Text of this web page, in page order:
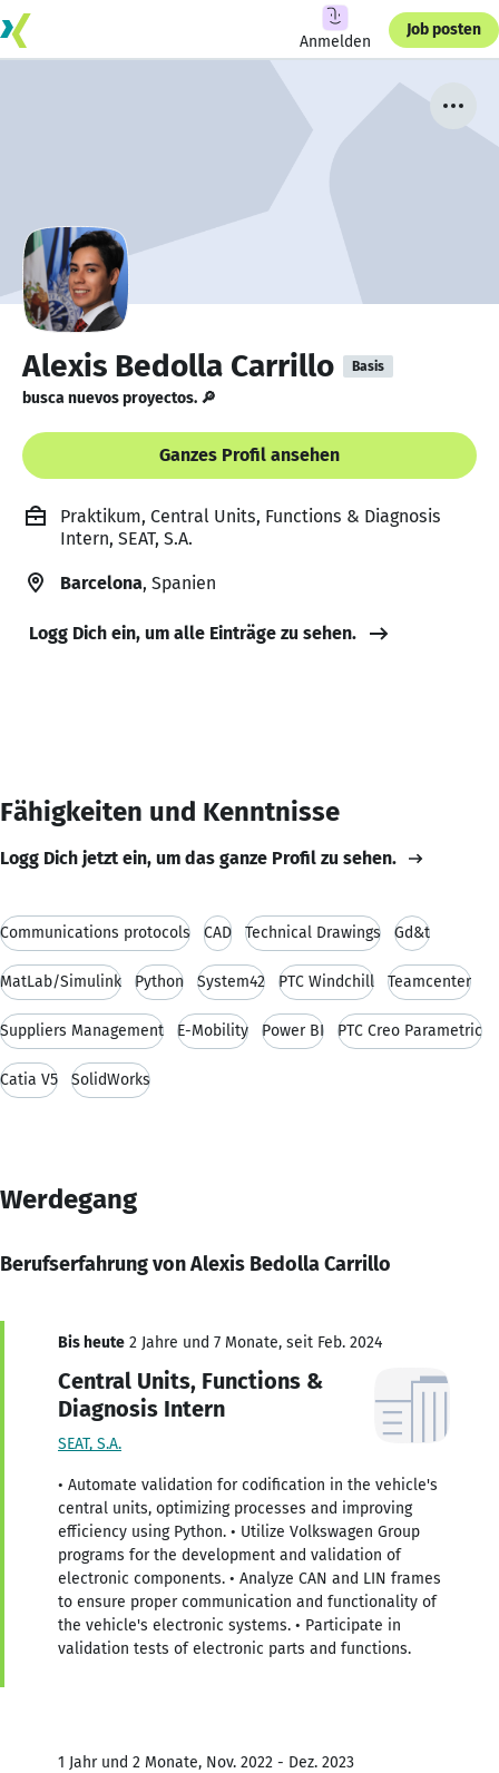
Anmelden
Job posten
Alexis Bedolla Carrillo Basis
busca nuevos proyectos. 🔎
Ganzes Profil ansehen
Praktikum, Central Units, Functions & Diagnosis
Intern, SEAT, S.A.
Barcelona, Spanien
Logg Dich ein, um alle Einträge zu sehen.
Fähigkeiten und Kenntnisse
Logg Dich jetzt ein, um das ganze Profil zu sehen.
Communications protocols CAD Technical Drawings Gd&t
MatLab/Simulink Python System42 PTC Windchill Teamcenter
Suppliers Management E-Mobility Power BI PTC Creo Parametric
Catia V5 SolidWorks
Werdegang
Berufserfahrung von Alexis Bedolla Carrillo
Bis heute 2 Jahre und 7 Monate, seit Feb. 2024
Central Units, Functions &
Diagnosis Intern
SEAT, S.A.
• Automate validation for codification in the vehicle's
central units, optimizing processes and improving
efficiency using Python. • Utilize Volkswagen Group
programs for the development and validation of
electronic components. • Analyze CAN and LIN frames
to ensure proper communication and functionality of
the vehicle's electronic systems. • Participate in
validation tests of electronic parts and functions.
1 Jahr und 2 Monate, Nov. 2022 - Dez. 2023